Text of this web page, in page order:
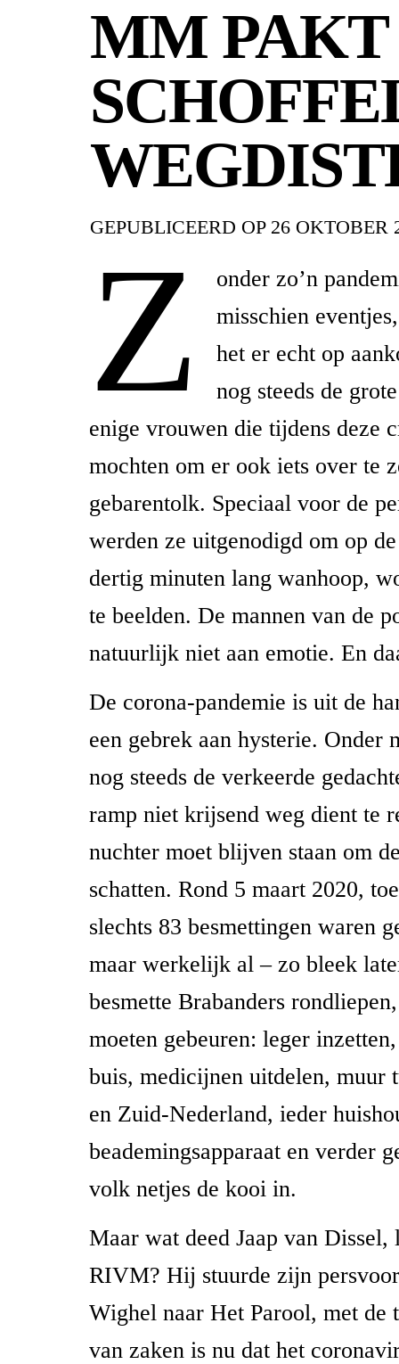
MM PAKT
GEPUBLICEERD OP 26 OKTOBER
Z
onder zo’n
misschien
het er echt op
nog steeds de
enige vrouwen die tijdens deze
mochten om er ook iets over te
gebarentolk. Speciaal voor de
werden ze uitgenodigd om op
dertig minuten lang wanhoop,
te beelden. De mannen van de
natuurlijk niet aan emotie. En
De corona-pandemie is uit de
een gebrek aan hysterie. Onder
nog steeds de verkeerde
ramp niet krijsend weg dient te
nuchter moet blijven staan om
schatten. Rond 5 maart 2020,
slechts 83 besmettingen waren
maar werkelijk al – zo bleek
besmette Brabanders
moeten gebeuren: leger
buis, medicijnen uitdelen, muur
en Zuid-Nederland, ieder
beademingsapparaat en verder
volk netjes de kooi in.
Maar wat deed Jaap van Dissel,
RIVM? Hij stuurde zijn
Wighel naar Het Parool, met de
van zaken is nu dat het